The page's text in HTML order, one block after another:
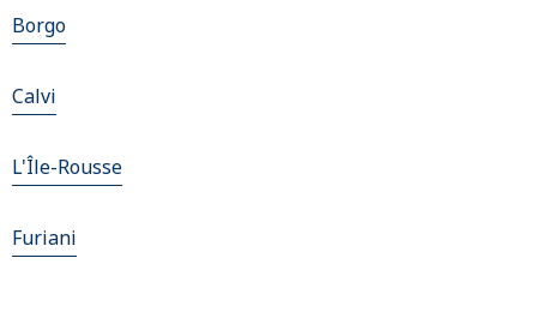
Borgo
Calvi
L'Île-Rousse
Furiani